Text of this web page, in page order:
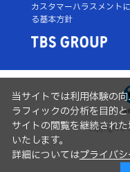
カスタマーハラスメント
る基本方針
Copyright ©
当サイトでは利用体験の
ラフィックの分析を目的と
サイトの閲覧を継続され
いたします。
詳細についてはプライバ